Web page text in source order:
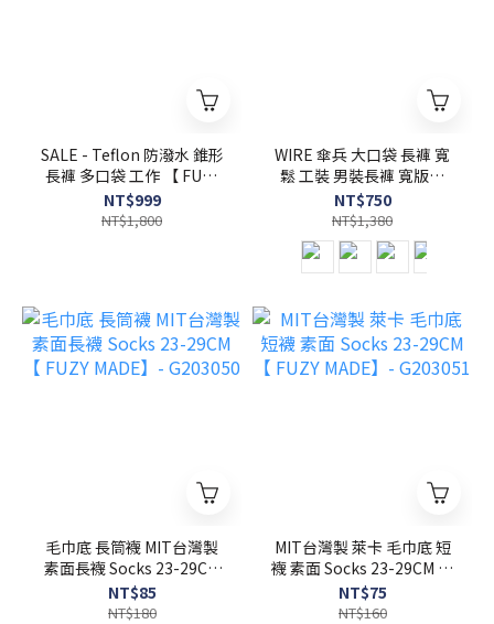
SALE - Teflon 防潑水 錐形
長褲 多口袋 工作 【 FUZY
】- P202483
NT$999
NT$1,800
WIRE 傘兵 大口袋 長褲 寬
鬆 工裝 男裝長褲 寬版【
FUZY 】- P202516
NT$750
NT$1,380
毛巾底 長筒襪 MIT台灣製
素面長襪 Socks 23-29CM
【 FUZY MADE】-
G203050
NT$85
NT$180
MIT台灣製 萊卡 毛巾底 短
襪 素面 Socks 23-29CM 【
FUZY MADE】- G203051
NT$75
NT$160